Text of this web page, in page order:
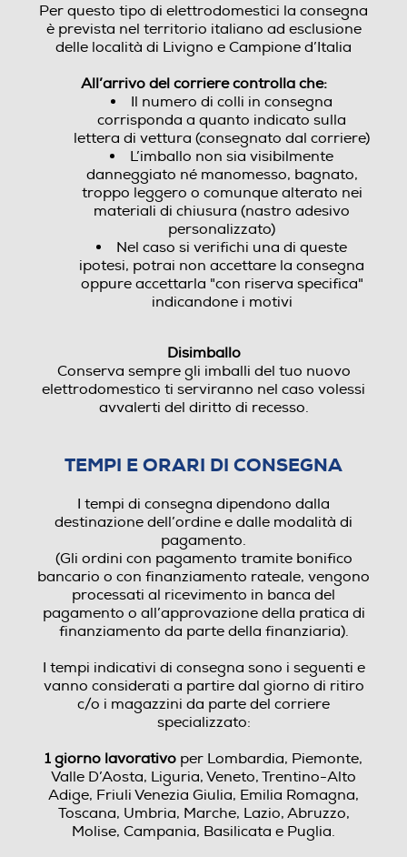
Per questo tipo di elettrodomestici la consegna
è prevista nel territorio italiano ad esclusione
delle località di Livigno e Campione d’Italia
All’arrivo del corriere controlla che:
Il numero di colli in consegna
corrisponda a quanto indicato sulla
lettera di vettura (consegnato dal corriere)
L’imballo non sia visibilmente
danneggiato né manomesso, bagnato,
troppo leggero o comunque alterato nei
materiali di chiusura (nastro adesivo
personalizzato)
Nel caso si verifichi una di queste
ipotesi, potrai non accettare la consegna
oppure accettarla "con riserva specifica"
indicandone i motivi
Disimballo
Conserva sempre gli imballi del tuo nuovo
elettrodomestico ti serviranno nel caso volessi
avvalerti del diritto di recesso.
TEMPI E ORARI DI CONSEGNA
I tempi di consegna dipendono dalla
destinazione dell’ordine e dalle modalità di
pagamento.
(Gli ordini con pagamento tramite bonifico
bancario o con finanziamento rateale, vengono
processati al ricevimento in banca del
pagamento o all’approvazione della pratica di
finanziamento da parte della finanziaria).
I tempi indicativi di consegna sono i seguenti e
vanno considerati a partire dal giorno di ritiro
c/o i magazzini da parte del corriere
specializzato:
1 giorno lavorativo per Lombardia, Piemonte,
Valle D’Aosta, Liguria, Veneto, Trentino-Alto
Adige, Friuli Venezia Giulia, Emilia Romagna,
Toscana, Umbria, Marche, Lazio, Abruzzo,
Molise, Campania, Basilicata e Puglia.